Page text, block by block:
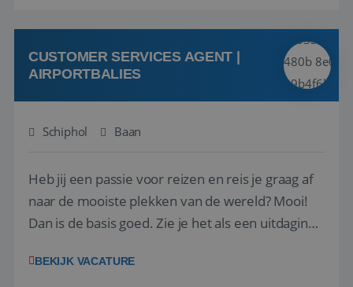
op zoek naar een enthousiaste, leergie...
CUSTOMER SERVICES AGENT |
AIRPORTBALIES
Schiphol Baan
Heb jij een passie voor reizen en reis je graag af
naar de mooiste plekken van de wereld? Mooi!
Dan is de basis goed. Zie je het als een uitdaging
het samenstellen en boeken van de perfecte
BEKIJK VACATURE